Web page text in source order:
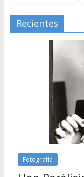
Recientes
Fotografía